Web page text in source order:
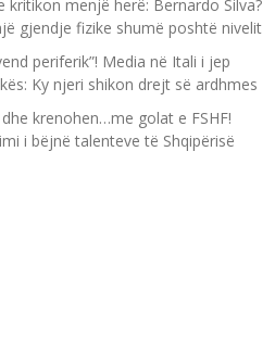
menjë herë: Bernardo Silva?
gjendje fizike shumë poshtë nivelit
periferik”! Media në Itali i jep
Ky njeri shikon drejt së ardhmes
krenohen…me golat e FSHF!
i bëjnë talenteve të Shqipërisë